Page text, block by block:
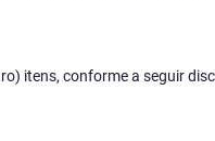
itens, conforme a seguir